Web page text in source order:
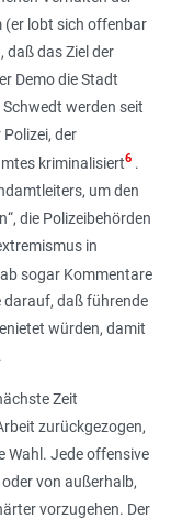
(er lobt sich offenbar
daß das Ziel der
Demo die Stadt
werden seit
der
kriminalisiert6.
um den
“, die Polizeibehörden
in
sogar Kommentare
daß führende
würden, damit
Zeit
zurückgezogen,
Wahl. Jede offensive
von außerhalb,
vorzugehen. Der